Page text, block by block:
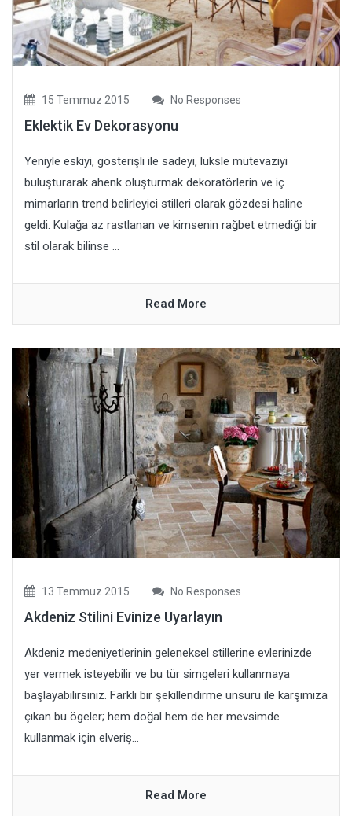
15 Temmuz 2015 No Responses
Eklektik Ev Dekorasyonu
Yeniyle eskiyi, gösterişli ile sadeyi, lüksle mütevaziyi
buluşturarak ahenk oluşturmak dekoratörlerin ve iç
mimarların trend belirleyici stilleri olarak gözdesi haline
geldi. Kulağa az rastlanan ve kimsenin rağbet etmediği bir
stil olarak bilinse ...
Read More
13 Temmuz 2015 No Responses
Akdeniz Stilini Evinize Uyarlayın
Akdeniz medeniyetlerinin geleneksel stillerine evlerinizde
yer vermek isteyebilir ve bu tür simgeleri kullanmaya
başlayabilirsiniz. Farklı bir şekillendirme unsuru ile karşımıza
çıkan bu ögeler; hem doğal hem de her mevsimde
kullanmak için elveriş...
Read More